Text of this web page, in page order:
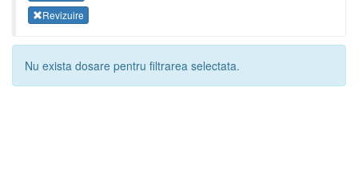
Revizuire
Nu exista dosare pentru filtrarea selectata.